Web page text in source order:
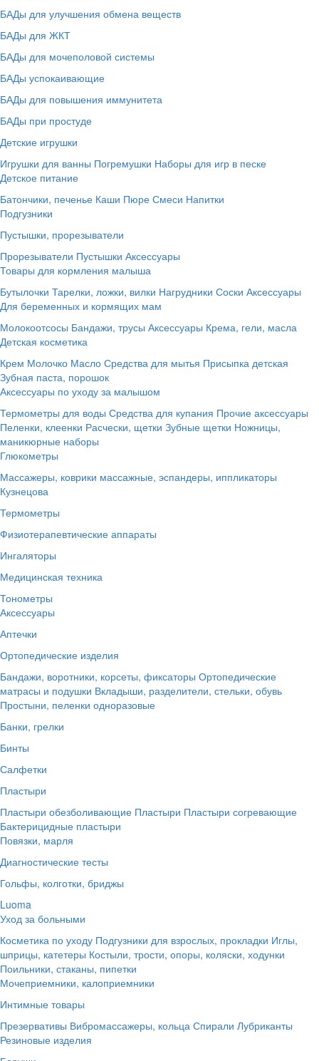
БАДы для улучшения обмена веществ
БАДы для ЖКТ
БАДы для мочеполовой системы
БАДы успокаивающие
БАДы для повышения иммунитета
БАДы при простуде
Детские игрушки
Игрушки для ванны Погремушки Наборы для игр в песке
Детское питание
Батончики, печенье Каши Пюре Смеси Напитки
Подгузники
Пустышки, прорезыватели
Прорезыватели Пустышки Аксессуары
Товары для кормления малыша
Бутылочки Тарелки, ложки, вилки Нагрудники Соски Аксессуары
Для беременных и кормящих мам
Молокоотсосы Бандажи, трусы Аксессуары Крема, гели, масла
Детская косметика
Крем Молочко Масло Средства для мытья Присыпка детская
Зубная паста, порошок
Аксессуары по уходу за малышом
Термометры для воды Средства для купания Прочие аксессуары
Пеленки, клеенки Расчески, щетки Зубные щетки Ножницы,
маникюрные наборы
Глюкометры
Массажеры, коврики массажные, эспандеры, иппликаторы
Кузнецова
Термометры
Физиотерапевтические аппараты
Ингаляторы
Медицинская техника
Тонометры
Аксессуары
Аптечки
Ортопедические изделия
Бандажи, воротники, корсеты, фиксаторы Ортопедические
матрасы и подушки Вкладыши, разделители, стельки, обувь
Простыни, пеленки одноразовые
Банки, грелки
Бинты
Салфетки
Пластыри
Пластыри обезболивающие Пластыри Пластыри согревающие
Бактерицидные пластыри
Повязки, марля
Диагностические тесты
Гольфы, колготки, бриджы
Luoma
Уход за больными
Косметика по уходу Подгузники для взрослых, прокладки Иглы,
шприцы, катетеры Костыли, трости, опоры, коляски, ходунки
Поильники, стаканы, пипетки
Мочеприемники, калоприемники
Интимные товары
Презервативы Вибромассажеры, кольца Спирали Лубриканты
Резиновые изделия